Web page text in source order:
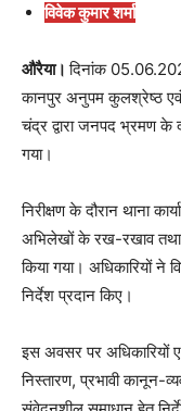
विवेक कुमार शर्मा
औरैया।दिनांक
कानपुर अनुपम कुलश्रेष्ठ एवं
चंद्र द्वारा जनपद भ्रमण के
गया।
निरीक्षण के दौरान थाना
अभिलेखों के रख-रखाव तथा
किया गया। अधिकारियों ने
निर्देश प्रदान किए।
इस अवसर पर अधिकारियों
निस्तारण, प्रभावी कानून-